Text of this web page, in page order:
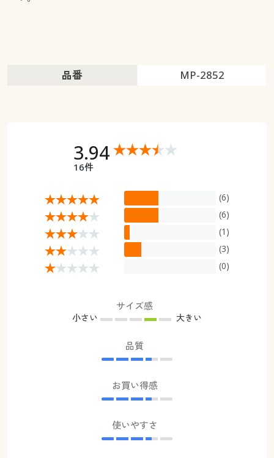
品番 MP-2852
3.94
16件
(6)
(6)
(1)
(3)
(0)
サイズ感
小さい 大きい
品質
お買い得感
使いやすさ